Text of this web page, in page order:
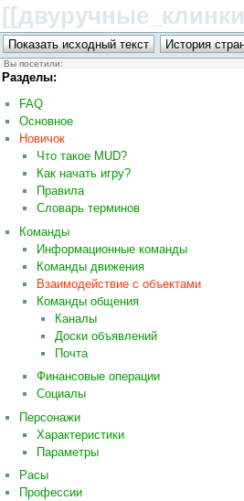
[[двуручные_клинки
Вы посетили:
Разделы:
FAQ
Основное
Новичок
Что такое MUD?
Как начать игру?
Правила
Словарь терминов
Команды
Информационные команды
Команды движения
Взаимодействие с объектами
Команды общения
Каналы
Доски объявлений
Почта
Финансовые операции
Социалы
Персонажи
Характеристики
Параметры
Расы
Профессии